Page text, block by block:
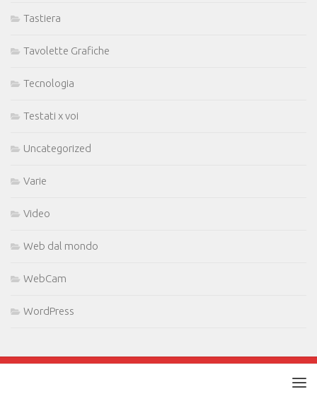
Tastiera
Tavolette Grafiche
Tecnologia
Testati x voi
Uncategorized
Varie
Video
Web dal mondo
WebCam
WordPress